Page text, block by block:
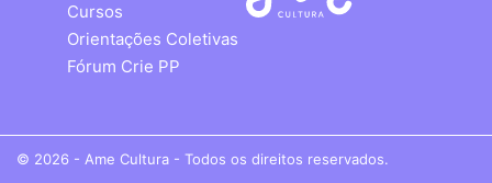
Cursos
Orientações Coletivas
Fórum Crie PP
© 2026 - Ame Cultura - Todos os direitos reservados.